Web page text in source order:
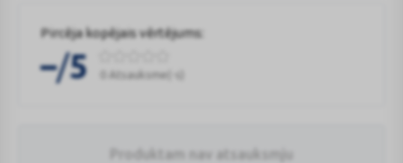
Pircēja kopējais vērtējums:
–/5 0 Atsauksme(-s)
Produktam nav atsauksmju